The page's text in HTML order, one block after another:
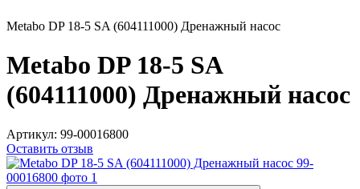
Metabo DP 18-5 SA (604111000) Дренажный насос
Metabo DP 18-5 SA
(604111000) Дренажный насос
Артикул: 99-00016800
Оставить отзыв